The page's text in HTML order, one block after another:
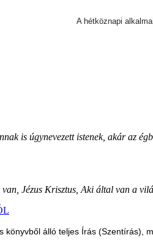
A hétköznapi
is úgynevezett istenek, akár az
Jézus Krisztus, Aki által van a
könyvből álló teljes Írás (Szentírás),